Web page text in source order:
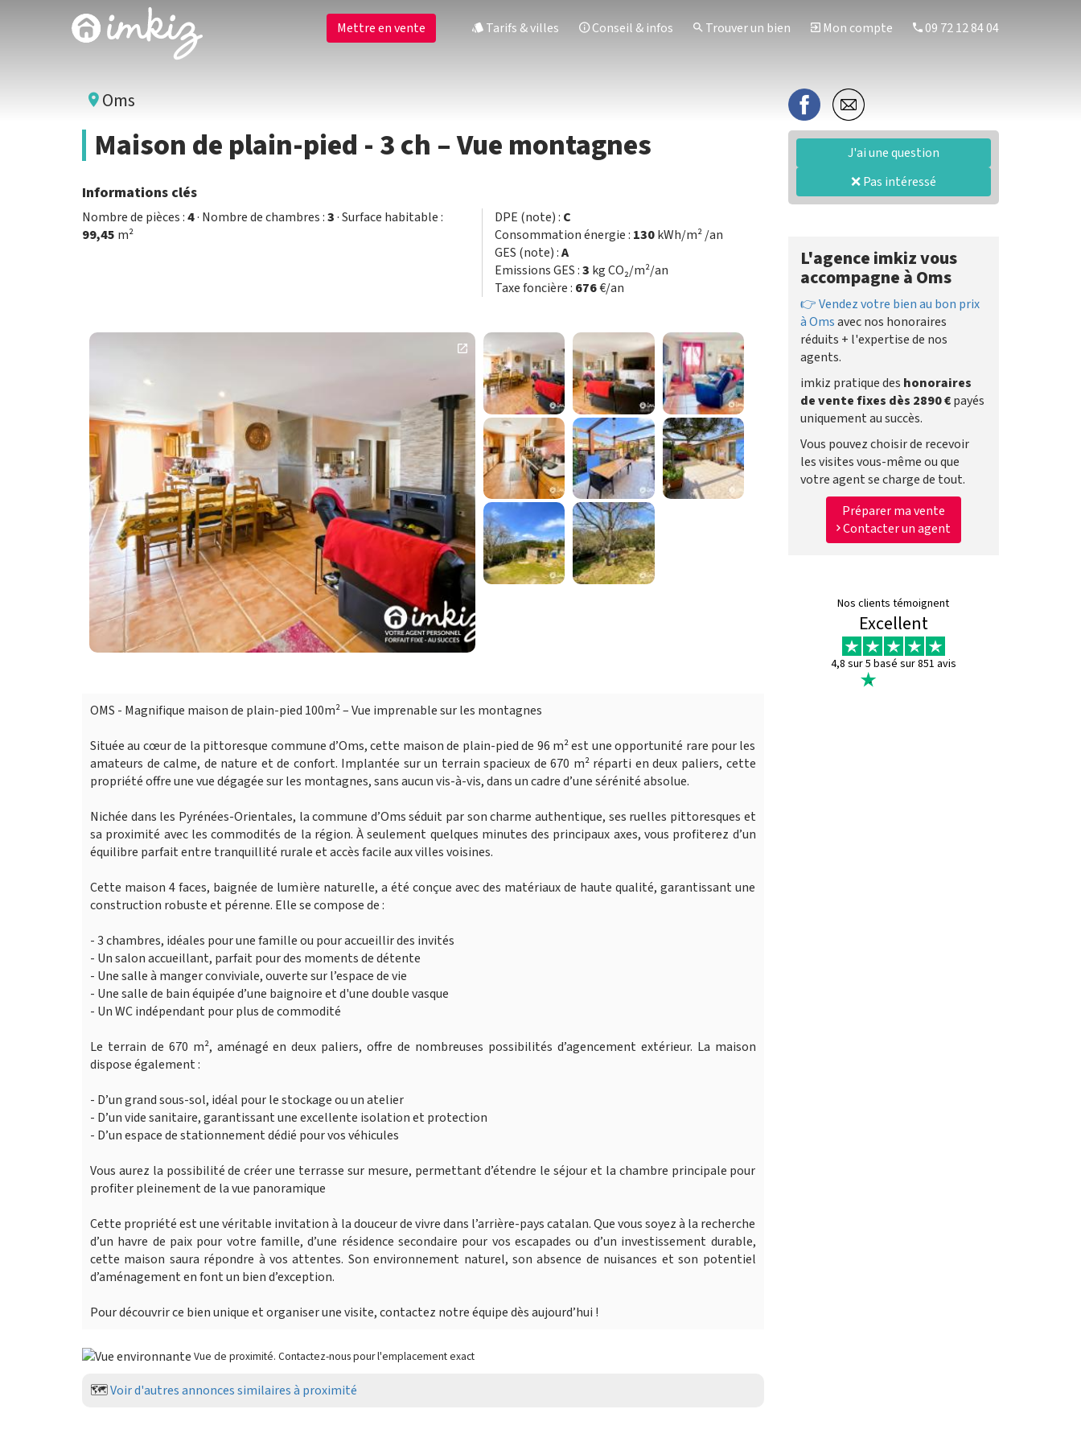
Mettre en vente Tarifs & villes Conseil & infos Trouver un bien Mon compte 09 72 12 84 04
Oms
Maison de plain-pied - 3 ch – Vue montagnes
Informations clés
Nombre de pièces :4· Nombre de chambres :3· Surface habitable :
99,45 m²
DPE (note) : C
Consommation énergie : 130kWh/m² /an
GES (note) :A
Emissions GES :3 kg CO₂/m²/an
Taxe foncière : 676€/an
OMS - Magnifique maison de plain-pied 100m² – Vue imprenable sur les montagnes
Située au cœur de la pittoresque commune d’Oms, cette maison de plain-pied de 96 m² est une opportunité rare pour les
amateurs de calme, de nature et de confort. Implantée sur un terrain spacieux de 670 m² réparti en deux paliers, cette
propriété offre une vue dégagée sur les montagnes, sans aucun vis-à-vis, dans un cadre d’une sérénité absolue.
Nichée dans les Pyrénées-Orientales, la commune d’Oms séduit par son charme authentique, ses ruelles pittoresques et
sa proximité avec les commodités de la région. À seulement quelques minutes des principaux axes, vous profiterez d’un
équilibre parfait entre tranquillité rurale et accès facile aux villes voisines.
Cette maison 4 faces, baignée de lumière naturelle, a été conçue avec des matériaux de haute qualité, garantissant une
construction robuste et pérenne. Elle se compose de :
- 3 chambres, idéales pour une famille ou pour accueillir des invités
- Un salon accueillant, parfait pour des moments de détente
- Une salle à manger conviviale, ouverte sur l’espace de vie
- Une salle de bain équipée d’une baignoire et d'une double vasque
- Un WC indépendant pour plus de commodité
Le terrain de 670 m², aménagé en deux paliers, offre de nombreuses possibilités d’agencement extérieur. La maison
dispose également :
- D’un grand sous-sol, idéal pour le stockage ou un atelier
- D’un vide sanitaire, garantissant une excellente isolation et protection
- D’un espace de stationnement dédié pour vos véhicules
Vous aurez la possibilité de créer une terrasse sur mesure, permettant d’étendre le séjour et la chambre principale pour
profiter pleinement de la vue panoramique
Cette propriété est une véritable invitation à la douceur de vivre dans l’arrière-pays catalan. Que vous soyez à la recherche
d’un havre de paix pour votre famille, d’une résidence secondaire pour vos escapades ou d’un investissement durable,
cette maison saura répondre à vos attentes. Son environnement naturel, son absence de nuisances et son potentiel
d’aménagement en font un bien d’exception.
Pour découvrir ce bien unique et organiser une visite, contactez notre équipe dès aujourd’hui !
Vue de proximité. Contactez-nous pour l'emplacement exact
🗺️Voir d'autres annonces similaires à proximité
J'ai une question
❌ Pas intéressé
L'agence imkiz vous
accompagne à Oms
👉 Vendez votre bien au bon prix
à Omsavec nos honoraires
réduits + l'expertise de nos
agents.
imkiz pratique des honoraires
de vente fixes dès 2890 €payés
uniquement au succès.
Vous pouvez choisir de recevoir
les visites vous-même ou que
votre agent se charge de tout.
Préparer ma vente
Contacter un agent
Nos clients témoignent
Excellent
4,8 sur 5 basé sur 851 avis